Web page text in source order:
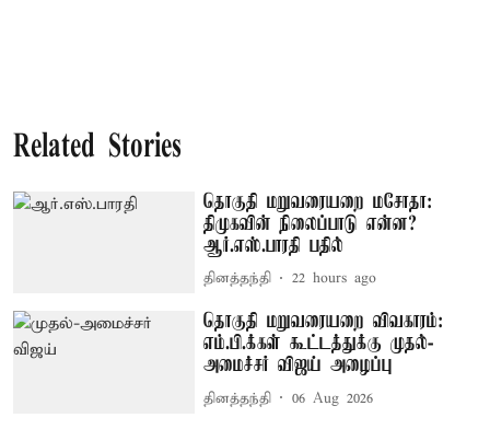
Related Stories
தொகுதி மறுவரையறை மசோதா:
திமுகவின் நிலைப்பாடு என்ன?
ஆர்.எஸ்.பாரதி பதில்
தினத்தந்தி 22 hours ago
தொகுதி மறுவரையறை விவகாரம்:
எம்.பி.க்கள் கூட்டத்துக்கு முதல்-
அமைச்சர் விஜய் அழைப்பு
தினத்தந்தி 06 Aug 2026